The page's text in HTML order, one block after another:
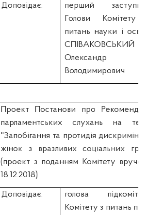
Доповідає:
перший
Голови Комітету
питань науки і
СПІВАКОВСЬКИЙ
Олександр
Володимирович
Проект Постанови про
парламентських слухань на
"Запобігання та протидія
жінок з вразливих соціальних
(проект з поданням Комітету
18.12.2018)
Доповідає:
голова
Комітету з питань